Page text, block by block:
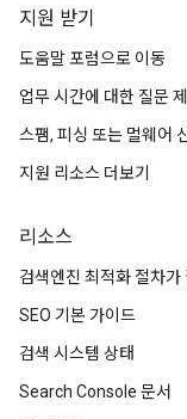
지원 받기
도움말 포럼으로 이동
업무 시간에 대한 질문
스팸, 피싱 또는 멀웨어
지원 리소스 더보기
리소스
검색엔진 최적화 절차가
SEO 기본 가이드
검색 시스템 상태
Search Console 문서